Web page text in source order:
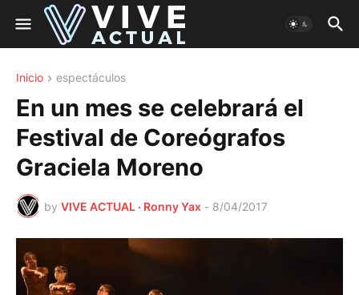
Inicio espectáculos
En un mes se celebrará el
Festival de Coreógrafos
Graciela Moreno
by VIVE ACTUAL · Ronny Yax - 8/04/2017